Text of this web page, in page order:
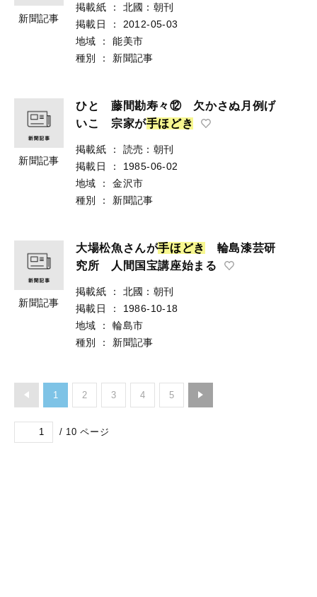
新聞記事
掲載紙 ：
北國：朝刊
掲載日
：
2012-05-03
地域
：
能美市
種別
： 新聞記事
新聞記事
ひと 藤間勘寿々⑫ 欠かさぬ月例げ
いこ 宗家が手ほ どき
掲載紙 ：
読売：朝刊
掲載日
：
1985-06-02
地域
：
金沢市
種別
： 新聞記事
新聞記事
大場松魚さんが手ほ どき
輪島漆芸研
究所 人間国宝講座始まる
掲載紙 ：
北國：朝刊
掲載日
：
1986-10-18
地域
：
輪島市
種別
： 新聞記事
1 2 3 4 5
/ 10 ページ